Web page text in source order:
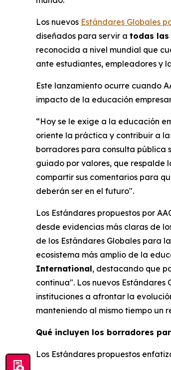
Los nuevos Estándares Globales
diseñados para servir a todas las
reconocida a nivel mundial que
ante estudiantes, empleadores y
Este lanzamiento ocurre cuando
impacto de la educación
“Hoy se le exige a la educación
oriente la práctica y contribuir a
borradores para consulta pública
guiado por valores, que respalde
compartir sus comentarios para
deberán ser en el futuro".
Los Estándares propuestos por
desde evidencias más claras de
de los Estándares Globales para
ecosistema más amplio de la
International, destacando que
continua". Los nuevos
instituciones a afrontar la
manteniendo al mismo tiempo un
Qué incluyen los borradores
Los Estándares propuestos